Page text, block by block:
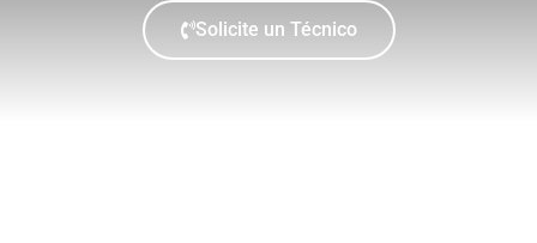
Solicite un Técnico